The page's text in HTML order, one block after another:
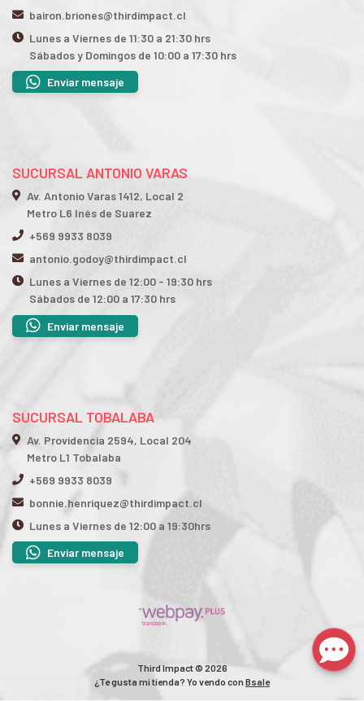
bairon.briones@thirdimpact.cl
Lunes a Viernes de 11:30 a 21:30 hrs
Sábados y Domingos de 10:00 a 17:30 hrs
Enviar mensaje
SUCURSAL ANTONIO VARAS
Av. Antonio Varas 1412, Local 2
Metro L6 Inés de Suarez
+569 9933 8039
antonio.godoy@thirdimpact.cl
Lunes a Viernes de 12:00 - 19:30 hrs
Sábados de 12:00 a 17:30 hrs
Enviar mensaje
SUCURSAL TOBALABA
Av. Providencia 2594, Local 204
Metro L1 Tobalaba
+569 9933 8039
bonnie.henriquez@thirdimpact.cl
Lunes a Viernes de 12:00 a 19:30hrs
Enviar mensaje
Third Impact © 2026
¿Te gusta mi tienda? Yo vendo con Bsale